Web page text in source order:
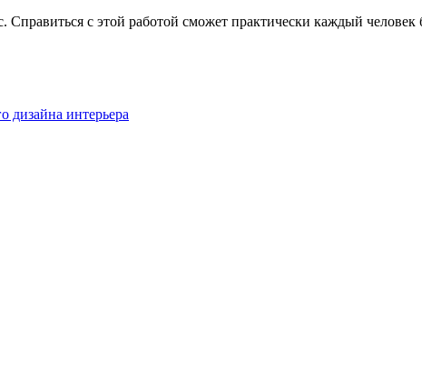
Справиться с этой работой сможет практически каждый
дизайна интерьера